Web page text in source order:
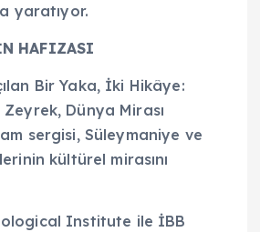
yaratıyor.
HAFIZASI
Bir Yaka, İki Hikâye:
Dünya Mirası
sergisi, Süleymaniye ve
kültürel mirasını
Institute ile İBB